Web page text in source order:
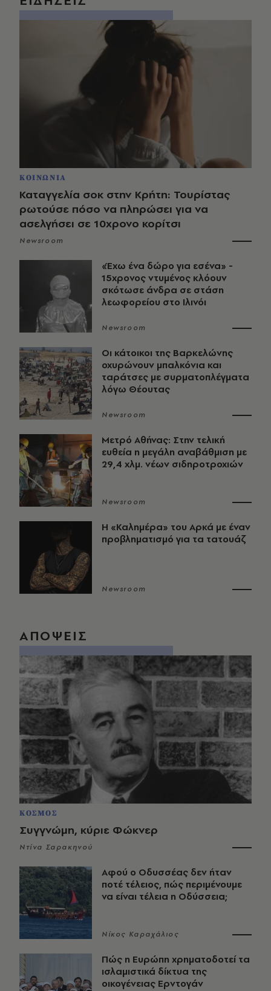
ΚΟΙΝΩΝΙΑ
Καταγγελία σοκ στην Κρήτη: Τουρίστας
ρωτούσε πόσο να πληρώσει για να
ασελγήσει σε 10χρονο κορίτσι
Newsroom
«Έχω ένα δώρο για εσένα» -
15χρονος ντυμένος κλόουν
σκότωσε άνδρα σε στάση
λεωφορείου στο Ιλινόι
Newsroom
Οι κάτοικοι της Βαρκελώνης
οχυρώνουν μπαλκόνια και
ταράτσες με συρματοπλέγματα
λόγω Θέουτας
Newsroom
Μετρό Αθήνας: Στην τελική
ευθεία η μεγάλη αναβάθμιση με
29,4 χλμ. νέων σιδηροτροχιών
Newsroom
Η «Καλημέρα» του Αρκά με έναν
προβληματισμό για τα τατουάζ
Newsroom
ΑΠΟΨΕΙΣ
ΚΟΣΜΟΣ
Συγγνώμη, κύριε Φώκνερ
Ντίνα Σαρακηνού
Αφού ο Οδυσσέας δεν ήταν
ποτέ τέλειος, πώς περιμένουμε
να είναι τέλεια η Οδύσσεια;
Νίκος Καραχάλιος
Πώς η Ευρώπη χρηματοδοτεί τα
ισλαμιστικά δίκτυα της
οικογένειας Ερντογάν